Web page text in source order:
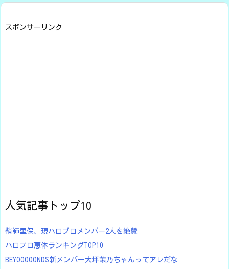
スポンサーリンク
人気記事トップ10
鞘師里保、現ハロプロメンバー2人を絶賛
ハロプロ恵体ランキングTOP10
BEYOOOOONDS新メンバー大坪茉乃ちゃんってアレだな